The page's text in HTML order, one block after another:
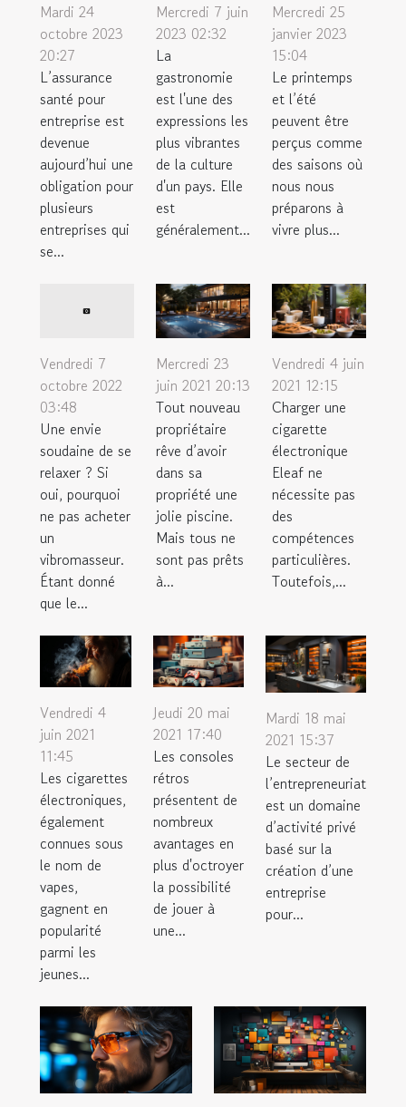
Mardi 24
octobre 2023
20:27
L’assurance
santé pour
entreprise est
devenue
aujourd’hui une
obligation pour
plusieurs
entreprises qui
se...
Mercredi 7 juin
2023 02:32
La
gastronomie
est l'une des
expressions les
plus vibrantes
de la culture
d'un pays. Elle
est
généralement...
Mercredi 25
janvier 2023
15:04
Le printemps
et l’été
peuvent être
perçus comme
des saisons où
nous nous
préparons à
vivre plus...
Vendredi 7
octobre 2022
03:48
Une envie
soudaine de se
relaxer ? Si
oui, pourquoi
ne pas acheter
un
vibromasseur.
Étant donné
que le...
Mercredi 23
juin 2021 20:13
Tout nouveau
propriétaire
rêve d’avoir
dans sa
propriété une
jolie piscine.
Mais tous ne
sont pas prêts
à...
Vendredi 4 juin
2021 12:15
Charger une
cigarette
électronique
Eleaf ne
nécessite pas
des
compétences
particulières.
Toutefois,...
Vendredi 4
juin 2021
11:45
Les cigarettes
électroniques,
également
connues sous
le nom de
vapes,
gagnent en
popularité
parmi les
jeunes...
Jeudi 20 mai
2021 17:40
Les consoles
rétros
présentent de
nombreux
avantages en
plus d'octroyer
la possibilité
de jouer à
une...
Mardi 18 mai
2021 15:37
Le secteur de
l’entrepreneuriat
est un domaine
d’activité privé
basé sur la
création d’une
entreprise
pour...